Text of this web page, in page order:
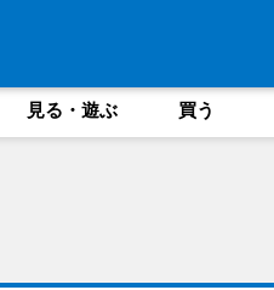
見る・遊ぶ 買う